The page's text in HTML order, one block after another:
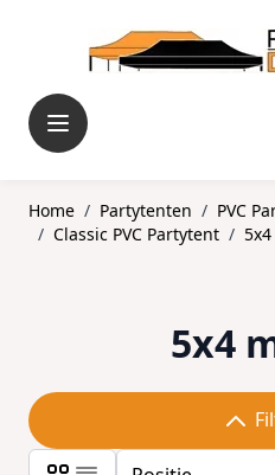
Home / Partytenten / PVC
/ Classic PVC Partytent /
5x4